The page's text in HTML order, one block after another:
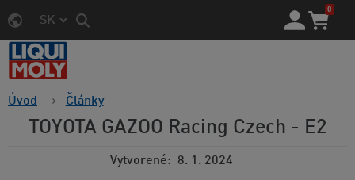
SK
0
Úvod Články
TOYOTA GAZOO Racing Czech - E2
Vytvorené 8. 1. 2024